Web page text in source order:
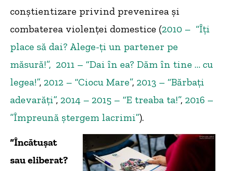
conștientizare privind prevenirea și
combaterea violenței domestice (2010 – “Îți
place să dai? Alege-ți un partener pe
măsură!”, 2011 – “Dai în ea? Dăm în tine … cu
legea!”, 2012 – “Ciocu Mare”, 2013 – “Bărbați
adevarăți”, 2014 – 2015 – “E treaba ta!”, 2016 –
”Împreună ștergem lacrimi”).
”Încătușat
sau eliberat?